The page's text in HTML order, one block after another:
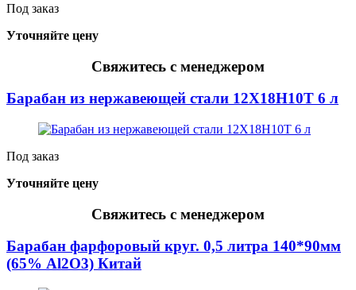
Под заказ
Уточняйте цену
Свяжитесь с менеджером
Барабан из нержавеющей стали 12Х18Н10Т 6 л
Под заказ
Уточняйте цену
Свяжитесь с менеджером
Барабан фарфоровый круг. 0,5 литра 140*90мм
(65% Al2O3) Китай